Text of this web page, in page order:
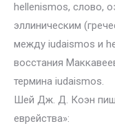
hellenismos, слово,
эллиническим
между iudaismos и
восстания
термина iudaismos.
Шей Дж. Д. Коэн
еврейства»: